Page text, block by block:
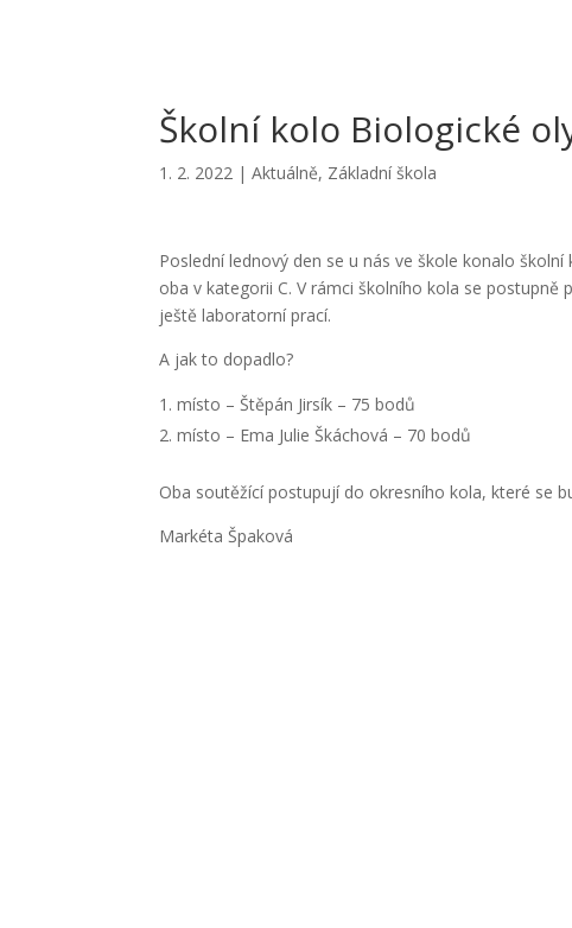
Školní kolo Biologické
1. 2. 2022 |Aktuálně, Základní škola
Poslední lednový den se u nás ve škole konalo
oba v kategorii C. V rámci školního kola se
ještě laboratorní prací.
A jak to dopadlo?
místo – Štěpán Jirsík – 75 bodů
místo – Ema Julie Škáchová – 70 bodů
Oba soutěžící postupují do okresního kola, které se
Markéta Špaková